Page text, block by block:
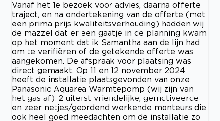
Vanaf het 1e bezoek voor advies, daarna offerte
traject, en na ondertekening van de offerte (met
een prima prijs kwaliteitsverhouding) hadden wij
de mazzel dat er een gaatje in de planning kwam
op het moment dat ik Samantha aan de lijn had
om te verifiëren of de getekende offerte was
aangekomen. De afspraak voor plaatsing was
direct gemaakt. Op 11 en 12 november 2024
heeft de installatie plaatsgevonden van onze
Panasonic Aquarea Warmtepomp (wij zijn van
het gas af). 2 uiterst vriendelijke, gemotiveerde
en zeer netjes/geordend werkende monteurs die
ook heel goed meedachten om de installatie zo